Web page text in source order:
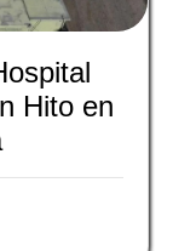
Hito en